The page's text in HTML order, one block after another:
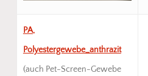
PA,
Polyestergewebe_anthrazit
(auch Pet-Screen-Gewebe